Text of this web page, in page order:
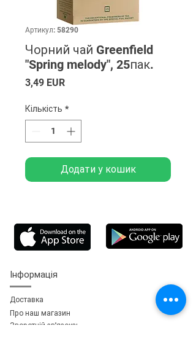
Артикул: 58290
Чорний чай Greenfield
"Spring melody", 25пак.
3,49 EURЦіна
Кількість *
Додати у кошик
Інформація
Доставка
Про наш магазин
Зворотній зв'язокзь